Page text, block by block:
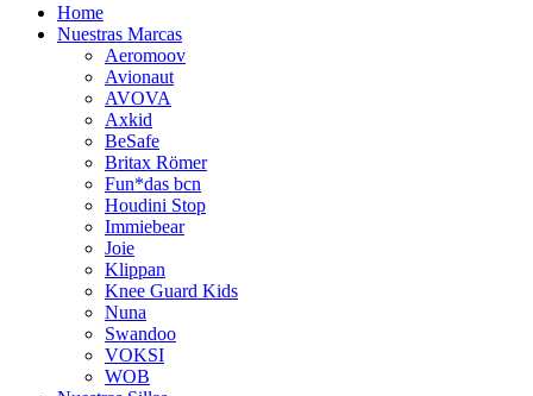
Home
Nuestras Marcas
Aeromoov
Avionaut
AVOVA
Axkid
BeSafe
Britax Römer
Fun*das bcn
Houdini Stop
Immiebear
Joie
Klippan
Knee Guard Kids
Nuna
Swandoo
VOKSI
WOB